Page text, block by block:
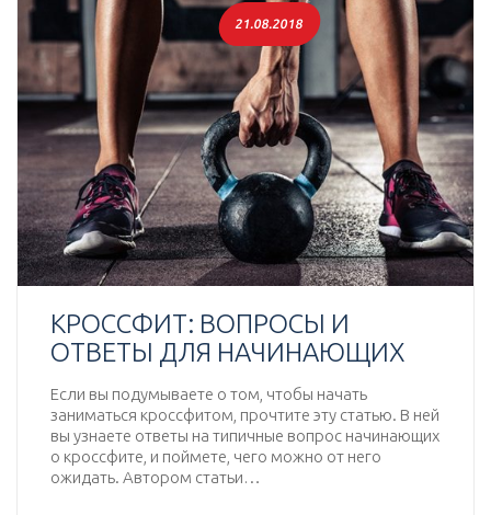
КРОССФИТ: ВОПРОСЫ И
ОТВЕТЫ ДЛЯ НАЧИНАЮЩИХ
Если вы подумываете о том, чтобы начать
заниматься кроссфитом, прочтите эту статью. В ней
вы узнаете ответы на типичные вопрос начинающих
о кроссфите, и поймете, чего можно от него
ожидать. Автором статьи…
21.08.2018